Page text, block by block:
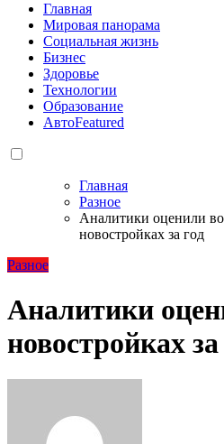
Главная
Мировая панорама
Социальная жизнь
Бизнес
Здоровье
Технологии
Образование
АвтоFeatured
Главная
Разное
Аналитики оценили
новостройках за год
Разное
Аналитики
новостройках за